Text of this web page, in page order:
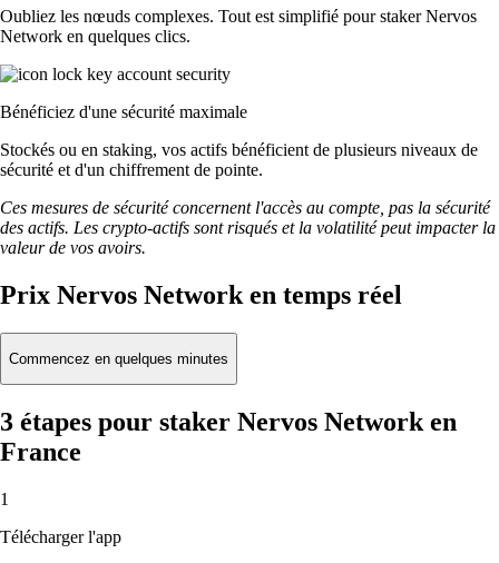
Oubliez les nœuds complexes. Tout est simplifié pour staker Nervos
Network en quelques clics.
Bénéficiez d'une sécurité maximale
Stockés ou en staking, vos actifs bénéficient de plusieurs niveaux de
sécurité et d'un chiffrement de pointe.
Ces mesures de sécurité concernent l'accès au compte, pas la sécurité
des actifs. Les crypto-actifs sont risqués et la volatilité peut impacter la
valeur de vos avoirs.
Prix Nervos Network en temps réel
Commencez en quelques minutes
3 étapes pour staker Nervos Network en
France
1
Télécharger l'app